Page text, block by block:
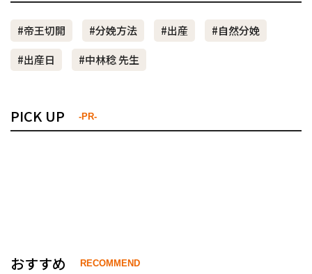
#帝王切開 #分娩方法 #出産
#自然分娩
#出産日
#中林稔 先生
PICK UP -PR-
おすすめ RECOMMEND